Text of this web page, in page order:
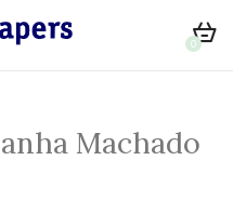
0
Machado